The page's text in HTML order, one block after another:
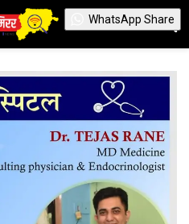
WhatsApp Share